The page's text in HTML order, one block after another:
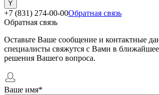
+7 (831) 274-00-00Обратная связь
Обратная связь
Оставьте Ваше сообщение и контактные
специалисты свяжутся с Вами в ближайшее
решения Вашего вопроса.
Ваше имя*